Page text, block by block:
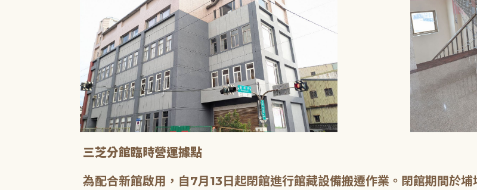
三芝分館臨時營運據點
為配合新館啟用，自7月13日起閉館進行館藏設備搬遷作業。閉館期間於